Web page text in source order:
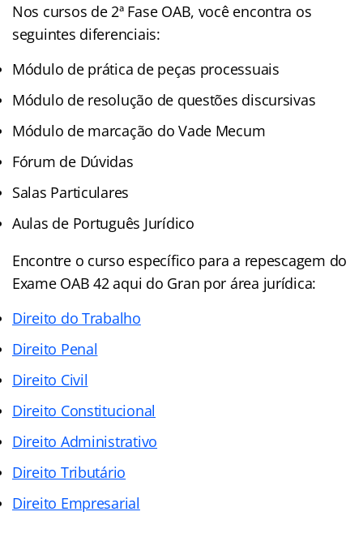
Nos cursos de 2ª Fase OAB, você encontra os
seguintes diferenciais:
Módulo de prática de peças processuais
Módulo de resolução de questões discursivas
Módulo de marcação do Vade Mecum
Fórum de Dúvidas
Salas Particulares
Aulas de Português Jurídico
Encontre o curso específico para a repescagem do
Exame OAB 42 aqui do Gran por área jurídica:
Direito do Trabalho
Direito Penal
Direito Civil
Direito Constitucional
Direito Administrativo
Direito Tributário
Direito Empresarial